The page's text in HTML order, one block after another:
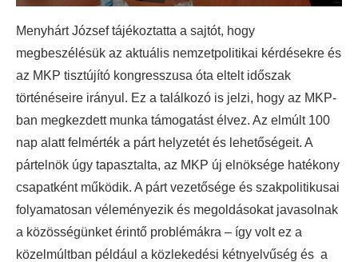
Menyhárt József tájékoztatta a sajtót, hogy
megbeszélésük az aktuális nemzetpolitikai kérdésekre és
az MKP tisztújító kongresszusa óta eltelt időszak
történéseire irányul. Ez a találkozó is jelzi, hogy az MKP-
ban megkezdett munka támogatást élvez. Az elmúlt 100
nap alatt felmérték a párt helyzetét és lehetőségeit. A
pártelnök úgy tapasztalta, az MKP új elnöksége hatékony
csapatként működik. A párt vezetősége és szakpolitikusai
folyamatosan véleményezik és megoldásokat javasolnak
a közösségünket érintő problémákra – így volt ez a
közelmúltban például a közlekedési kétnyelvűség és a